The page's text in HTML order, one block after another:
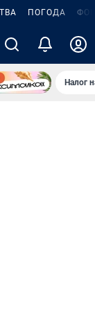
ПОГОДА
Налог